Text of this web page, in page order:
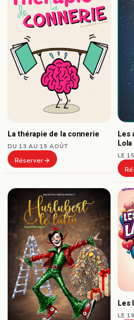
La thérapie de la connerie
DU 13 AU 15 AOÛT
Réserver
Les
Lola
LE
Les
LE